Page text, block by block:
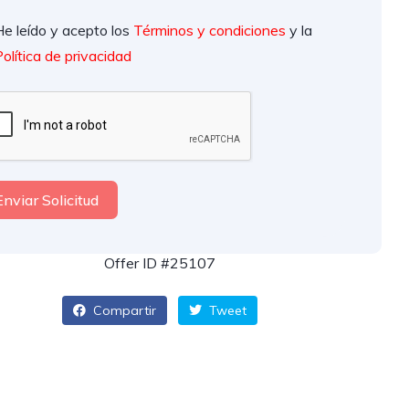
leído y acepto los Términos y condiciones y la
de privacidad
Solicitud
Offer ID #25107
Compartir Tweet